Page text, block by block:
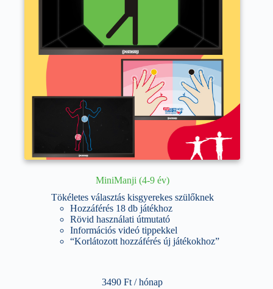
ki
MiniManji (4-9 év)
Tökéletes választás kisgyerekes szülőknek
Hozzáférés 18 db játékhoz
Rövid használati útmutató
Információs videó tippekkel
“Korlátozott hozzáférés új játékokhoz”
3490Ft / hónap